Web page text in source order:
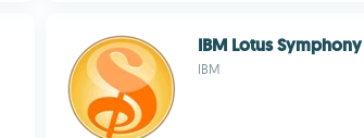
IBM Lotus Symphony
IBM